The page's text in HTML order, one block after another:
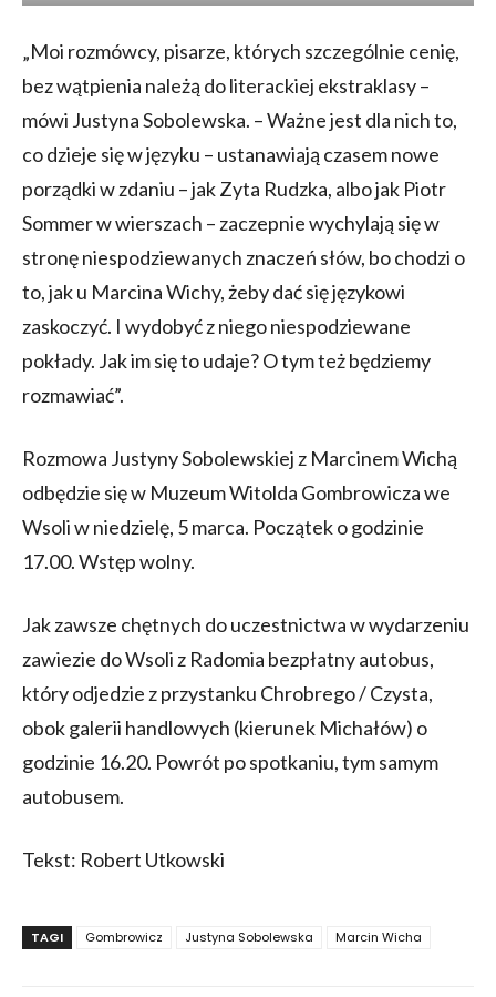
„Moi rozmówcy, pisarze, których szczególnie cenię,
bez wątpienia należą do literackiej ekstraklasy –
mówi Justyna Sobolewska. – Ważne jest dla nich to,
co dzieje się w języku – ustanawiają czasem nowe
porządki w zdaniu – jak Zyta Rudzka, albo jak Piotr
Sommer w wierszach – zaczepnie wychylają się w
stronę niespodziewanych znaczeń słów, bo chodzi o
to, jak u Marcina Wichy, żeby dać się językowi
zaskoczyć. I wydobyć z niego niespodziewane
pokłady. Jak im się to udaje? O tym też będziemy
rozmawiać”.
Rozmowa Justyny Sobolewskiej z Marcinem Wichą
odbędzie się w Muzeum Witolda Gombrowicza we
Wsoli w niedzielę, 5 marca. Początek o godzinie
17.00. Wstęp wolny.
Jak zawsze chętnych do uczestnictwa w wydarzeniu
zawiezie do Wsoli z Radomia bezpłatny autobus,
który odjedzie z przystanku Chrobrego / Czysta,
obok galerii handlowych (kierunek Michałów) o
godzinie 16.20. Powrót po spotkaniu, tym samym
autobusem.
Tekst: Robert Utkowski
TAGI Gombrowicz Justyna Sobolewska Marcin Wicha